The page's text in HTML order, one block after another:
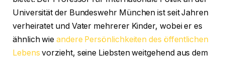
Universität der Bundeswehr München ist seit Jahren
verheiratet und Vater mehrerer Kinder, wobei er es
ähnlich wieandere Persönlichkeiten des öffentlichen
Lebens vorzieht, seine Liebsten weitgehend aus dem